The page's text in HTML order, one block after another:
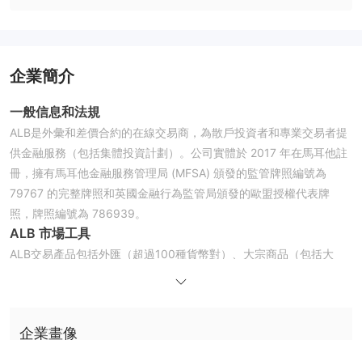
企業簡介
一般信息和法規
ALB是外彙和差價合約的在線交易商，為散戶投資者和專業交易者提
供金融服務（包括集體投資計劃）。公司實體於 2017 年在馬耳他註
冊，擁有馬耳他金融服務管理局 (MFSA) 頒發的監管牌照編號為
79767 的完整牌照和英國金融行為監管局頒發的歐盟授權代表牌
照，牌照編號為 786939。
ALB 市場工具
ALB交易產品包括外匯（超過100種貨幣對）、大宗商品（包括大
最低存款
企業畫像